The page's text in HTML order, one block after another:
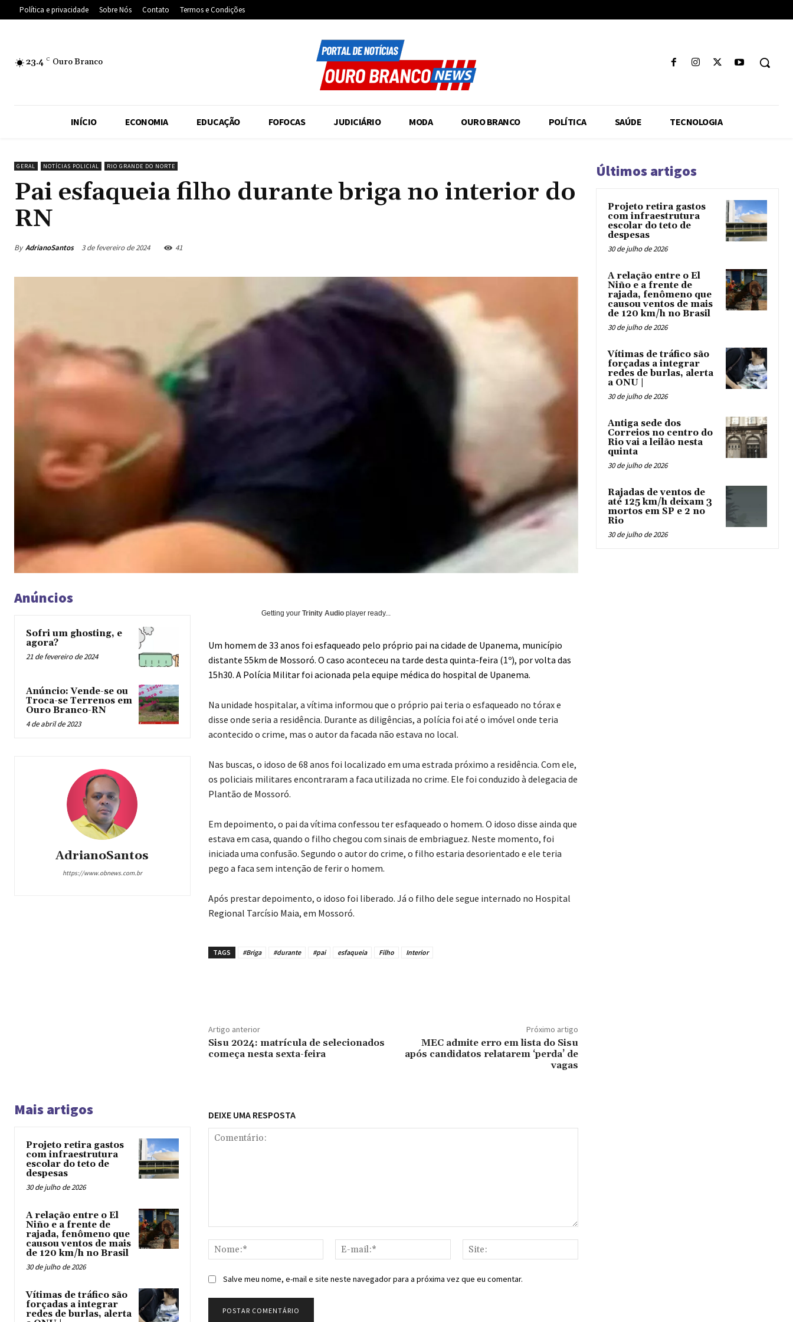
Política e privacidade Sobre Nós Contato Termos e Condições
23.4 C Ouro Branco
INÍCIO ECONOMIA EDUCAÇÃO FOFOCAS JUDICIÁRIO MODA OURO BRANCO POLÍTICA SAÚDE TECNOLOGIA
GERAL NOTÍCIAS POLICIAL RIO GRANDE DO NORTE
Pai esfaqueia filho durante briga no interior do
RN
By AdrianoSantos 3 de fevereiro de 2024 41
Anúncios
Sofri um ghosting, e
agora?
21 de fevereiro de 2024
Anúncio: Vende-se ou
Troca-se Terrenos em
Ouro Branco-RN
4 de abril de 2023
AdrianoSantos
https://www.obnews.com.br
Getting your Trinity Audioplayer ready...
Um homem de 33 anos foi esfaqueado pelo próprio pai na cidade de Upanema, município
distante 55km de Mossoró. O caso aconteceu na tarde desta quinta-feira (1º), por volta das
15h30. A Polícia Militar foi acionada pela equipe médica do hospital de Upanema.
Na unidade hospitalar, a vítima informou que o próprio pai teria o esfaqueado no tórax e
disse onde seria a residência. Durante as diligências, a polícia foi até o imóvel onde teria
acontecido o crime, mas o autor da facada não estava no local.
Nas buscas, o idoso de 68 anos foi localizado em uma estrada próximo a residência. Com ele,
os policiais militares encontraram a faca utilizada no crime. Ele foi conduzido à delegacia de
Plantão de Mossoró.
Em depoimento, o pai da vítima confessou ter esfaqueado o homem. O idoso disse ainda que
estava em casa, quando o filho chegou com sinais de embriaguez. Neste momento, foi
iniciada uma confusão. Segundo o autor do crime, o filho estaria desorientado e ele teria
pego a faca sem intenção de ferir o homem.
Após prestar depoimento, o idoso foi liberado. Já o filho dele segue internado no Hospital
Regional Tarcísio Maia, em Mossoró.
TAGS #Briga #durante #pai esfaqueia Filho Interior
Artigo anterior
Sisu 2024: matrícula de selecionados
começa nesta sexta-feira
Próximo artigo
MEC admite erro em lista do Sisu
após candidatos relatarem ‘perda’ de
vagas
Mais artigos
Projeto retira gastos
com infraestrutura
escolar do teto de
despesas
30 de julho de 2026
A relação entre o El
Niño e a frente de
rajada, fenômeno que
causou ventos de mais
de 120 km/h no Brasil
30 de julho de 2026
Vítimas de tráfico são
forçadas a integrar
redes de burlas, alerta
DEIXE UMA RESPOSTA
Nome:*
mail:*
Salve meu nome, e-mail e site neste navegador para a próxima vez que eu comentar.
Últimos artigos
Projeto retira gastos
com infraestrutura
escolar do teto de
despesas
30 de julho de 2026
A relação entre o El
Niño e a frente de
rajada, fenômeno que
causou ventos de mais
de 120 km/h no Brasil
30 de julho de 2026
Vítimas de tráfico são
forçadas a integrar
redes de burlas, alerta
a ONU |
30 de julho de 2026
Antiga sede dos
Correios no centro do
Rio vai a leilão nesta
quinta
30 de julho de 2026
Rajadas de ventos de
até 125 km/h deixam 3
mortos em SP e 2 no
Rio
30 de julho de 2026